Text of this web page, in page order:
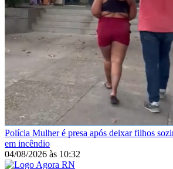
Polícia Mulher é presa após deixar filhos
em incêndio
04/08/2026 às 10:32